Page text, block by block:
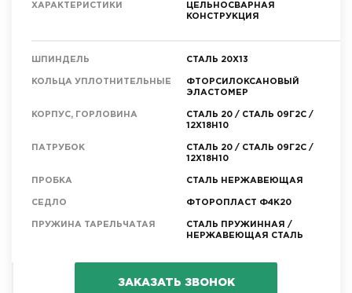
ХАРАКТЕРИСТИКИ
ЦЕЛЬНОСВАРНАЯ
КОНСТРУКЦИЯ
ШПИНДЕЛЬ СТАЛЬ 20Х13
КОЛЬЦА УПЛОТНИТЕЛЬНЫЕ
ФТОРСИЛОКСАНОВЫЙ
ЭЛАСТОМЕР
КОРПУС, ГОРЛОВИНА
СТАЛЬ 20 / СТАЛЬ 09Г2С /
12Х18Н10
ПАТРУБОК
СТАЛЬ 20 / СТАЛЬ 09Г2С /
12Х18Н10
ПРОБКА СТАЛЬ НЕРЖАВЕЮЩАЯ
СЕДЛО ФТОРОПЛАСТ Ф4К20
ПРУЖИНА ТАРЕЛЬЧАТАЯ
СТАЛЬ ПРУЖИННАЯ /
НЕРЖАВЕЮЩАЯ СТАЛЬ
ЗАКАЗАТЬ ЗВОНОК